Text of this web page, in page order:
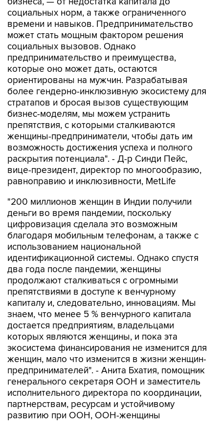
социальных норм, а также ограниченного
времени и навыков. Предпринимательство
может стать мощным фактором решения
социальных вызовов. Однако
предпринимательство и преимущества,
которые оно может дать, остаются
ориентированы на мужчин. Разрабатывая
более гендерно-инклюзивную экосистему для
стратапов и бросая вызов существующим
бизнес-моделям, мы можем устранить
препятствия, с которыми сталкиваются
женщины-предприниматели, чтобы дать им
возможность достижения успеха и полного
раскрытия потенциала". - Д-р Синди Пейс,
вице-президент, директор по многообразию,
равноправию и инклюзивности, MetLife
"200 миллионов женщин в Индии получили
деньги во время пандемии, поскольку
цифровизация сделала это возможным
благодаря мобильным телефонам, а также с
использованием национальной
идентификационной системы. Однако спустя
два года после пандемии, женщины
продолжают сталкиваться с огромными
препятствиями в доступе к венчурному
капиталу и, следовательно, инновациям. Мы
знаем, что менее 5 % венчурного капитала
достается предприятиям, владельцами
которых являются женщины, и пока эта
экосистема финансирования не изменится для
женщин, мало что изменится в жизни женщин-
предпринимателей". - Анита Бхатия, помощник
генерального секретаря ООН и заместитель
исполнительного директора по координации,
партнерствам, ресурсам и устойчивому
развитию при ООН, ООН-женщины